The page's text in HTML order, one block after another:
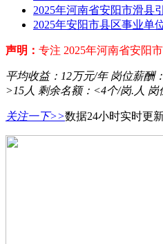
2025年河南省安阳市滑县
2025年安阳市县区事业单
声明： 专注 2025年河南省安阳
平均收益： 12万元/年 岗位薪酬：
>15人 剩余名额： <4个/岗.人 岗
关注一下>>数据24小时实时更